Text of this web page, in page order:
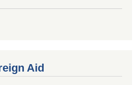
Aid